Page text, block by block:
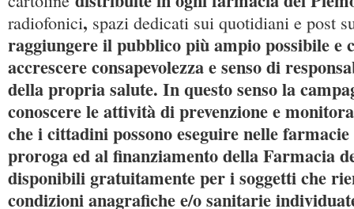
radiofonici, spazi dedicati sui quotidiani e post
raggiungere il pubblico più ampio possibile e
accrescere consapevolezza e senso di
della propria salute. In questo senso la
conoscere le attività di prevenzione e
che i cittadini possono eseguire nelle
proroga ed al finanziamento della Farmacia
disponibili gratuitamente per i soggetti che
condizioni anagrafiche e/o sanitarie